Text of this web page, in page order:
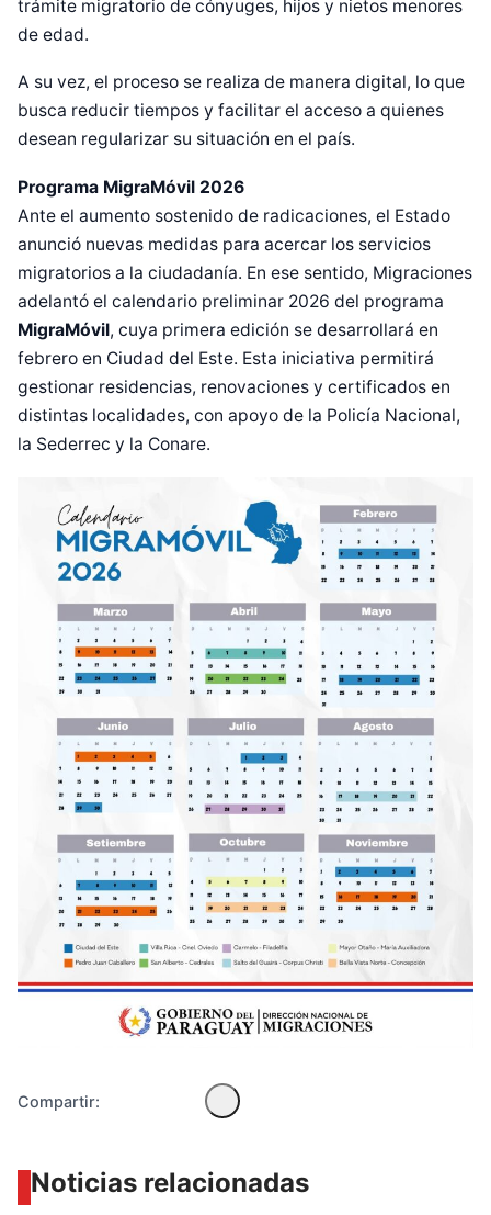
trámite migratorio de cónyuges, hijos y nietos menores
de edad.
A su vez, el proceso se realiza de manera digital, lo que
busca reducir tiempos y facilitar el acceso a quienes
desean regularizar su situación en el país.
Programa MigraMóvil 2026
Ante el aumento sostenido de radicaciones, el Estado
anunció nuevas medidas para acercar los servicios
migratorios a la ciudadanía. En ese sentido, Migraciones
adelantó el calendario preliminar 2026 del programa
MigraMóvil, cuya primera edición se desarrollará en
febrero en Ciudad del Este. Esta iniciativa permitirá
gestionar residencias, renovaciones y certificados en
distintas localidades, con apoyo de la Policía Nacional,
la Sederrec y la Conare.
Compartir:
Diseñado por Shiro
Noticias relacionadas